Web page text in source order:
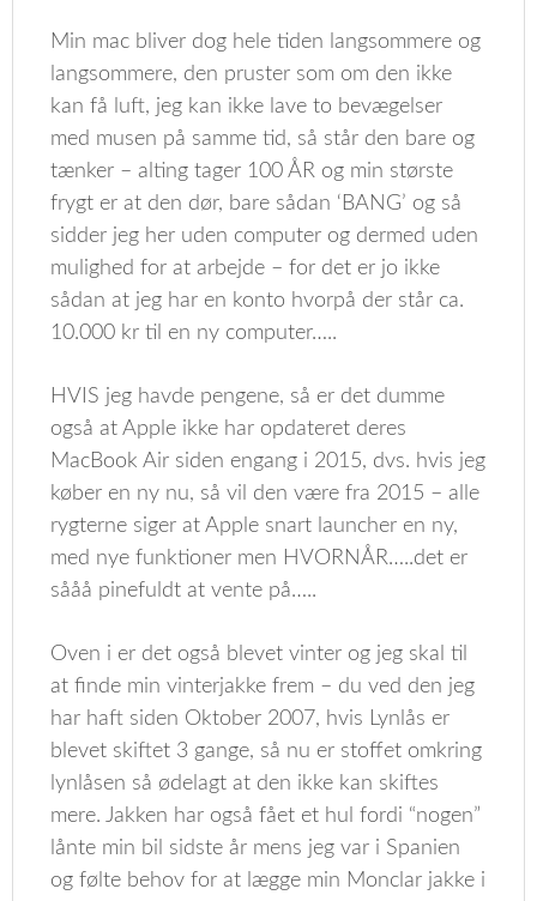
Min mac bliver dog hele tiden langsommere og
langsommere, den pruster som om den ikke
kan få luft, jeg kan ikke lave to bevægelser
med musen på samme tid, så står den bare og
tænker – alting tager 100 ÅR og min største
frygt er at den dør, bare sådan ‘BANG’ og så
sidder jeg her uden computer og dermed uden
mulighed for at arbejde – for det er jo ikke
sådan at jeg har en konto hvorpå der står ca.
10.000 kr til en ny computer…..
HVIS jeg havde pengene, så er det dumme
også at Apple ikke har opdateret deres
MacBook Air siden engang i 2015, dvs. hvis jeg
køber en ny nu, så vil den være fra 2015 – alle
rygterne siger at Apple snart launcher en ny,
med nye funktioner men HVORNÅR…..det er
sååå pinefuldt at vente på…..
Oven i er det også blevet vinter og jeg skal til
at finde min vinterjakke frem – du ved den jeg
har haft siden Oktober 2007, hvis Lynlås er
blevet skiftet 3 gange, så nu er stoffet omkring
lynlåsen så ødelagt at den ikke kan skiftes
mere. Jakken har også fået et hul fordi “nogen”
lånte min bil sidste år mens jeg var i Spanien
og følte behov for at lægge min Monclar jakke i